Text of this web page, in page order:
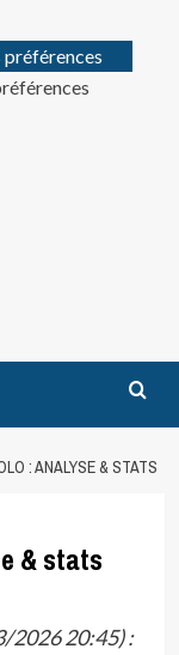
préférences
: ANALYSE & STATS
& stats
2026 20:45) :